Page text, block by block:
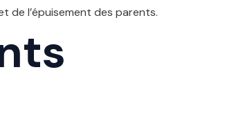
de l’épuisement des parents.